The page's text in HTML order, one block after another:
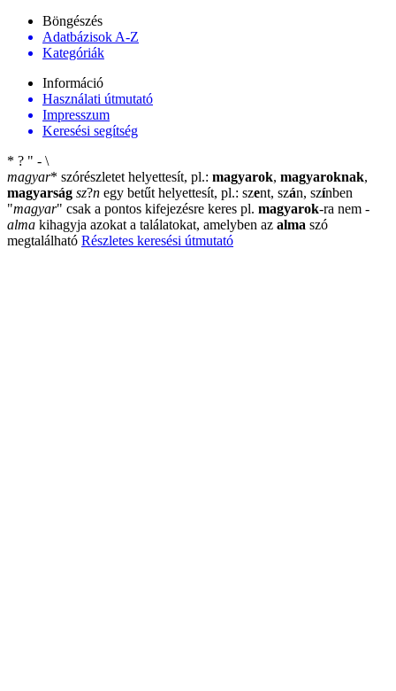
Böngészés
Adatbázisok A-Z
Kategóriák
Információ
Használati útmutató
Impresszum
Keresési segítség
* ? " - \
magyar* szórészletet helyettesít, pl.: magyarok, magyaroknak,
magyarság sz?n egy betűt helyettesít, pl.: szent, szán, színben
"magyar" csak a pontos kifejezésre keres pl. magyarok-ra nem -
alma kihagyja azokat a találatokat, amelyben az alma szó
megtalálható Részletes keresési útmutató